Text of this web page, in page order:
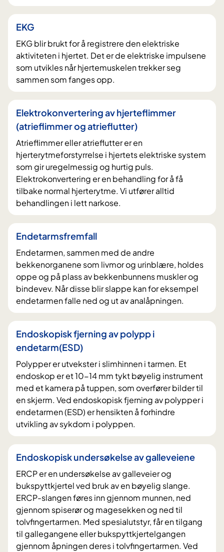
EKG
EKG blir brukt for å registrere den elektriske
aktiviteten i hjertet. Det er de elektriske impulsene
som utvikles når hjertemuskelen trekker seg
sammen som fanges opp.
Elektrokonvertering av hjerteflimmer
(atrieflimmer og atrieflutter)
Atrieflimmer eller atrieflutter er en
hjerterytmeforstyrrelse i hjertets elektriske system
som gir uregelmessig og hurtig puls.
Elektrokonvertering er en behandling for å få
tilbake normal hjerterytme. Vi utfører alltid
behandlingen i lett narkose.
Endetarmsfremfall
Endetarmen, sammen med de andre
bekkenorganene som livmor og urinblære, holdes
oppe og på plass av bekkenbunnens muskler og
bindevev. Når disse blir slappe kan for eksempel
endetarmen falle ned og ut av analåpningen.
Endoskopisk fjerning av polypp i
endetarm(ESD)
Polypper er utvekster i slimhinnen i tarmen. Et
endoskop er et 10-14 mm tykt bøyelig instrument
med et kamera på tuppen, som overfører bilder til
en skjerm. Ved endoskopisk fjerning av polypper i
endetarmen (ESD) er hensikten å forhindre
utvikling av sykdom i polyppen.
Endoskopisk undersøkelse av galleveiene
ERCP er en undersøkelse av galleveier og
bukspyttkjertel ved bruk av en bøyelig slange.
ERCP-slangen føres inn gjennom munnen, ned
gjennom spiserør og magesekken og ned til
tolvfingertarmen. Med spesialutstyr, får en tilgang
til gallegangene eller bukspyttkjertelgangen
gjennom åpningen deres i tolvfingertarmen. Ved